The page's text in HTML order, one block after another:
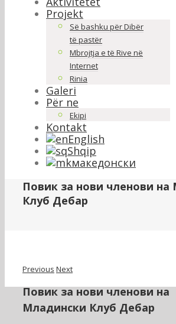
Projekt
Së bashku për Dibër
të pastër
Mbrojtja e të Rive në
Internet
Rinia
Galeri
Për ne
Ekipi
Kontakt
English
Shqip
македонски
Повик за нови членови на
Клуб Дебар
Previous Next
Повик за нови членови на
Младински Клуб Дебар